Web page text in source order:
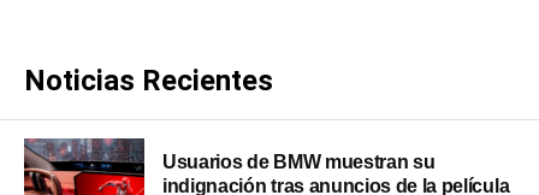
Noticias Recientes
Usuarios de BMW muestran su
indignación tras anuncios de la película